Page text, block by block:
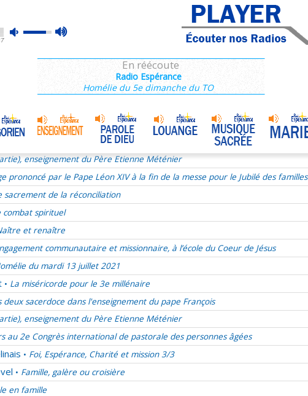
mute
max
En réécoute
Radio Espérance
Homélie du 5e dimanche du TO
du 17e dimanche du TO le 24 juillet 2022
• Homélie du 9 juillet 2017
enseignement du Père Etienne Méténier
prononcé par le Pape Léon XIV à la fin de la messe pour le Jubilé des familles
sacrement de la réconciliation
combat spirituel
et renaître
communautaire et missionnaire, à l’école du Coeur de Jésus
du mardi 13 juillet 2021
• La miséricorde pour le 3e millénaire
deux sacerdoce dans l'enseignement du pape François
enseignement du Père Etienne Méténier
au 2e Congrès international de pastorale des personnes âgées
• Foi, Espérance, Charité et mission 3/3
• Famille, galère ou croisière
en famille